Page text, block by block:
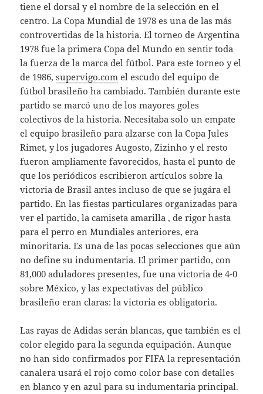
tiene el dorsal y el nombre de la selección en el
centro. La Copa Mundial de 1978 es una de las más
controvertidas de la historia. El torneo de Argentina
1978 fue la primera Copa del Mundo en sentir toda
la fuerza de la marca del fútbol. Para este torneo y el
de 1986,supervigo.com el escudo del equipo de
fútbol brasileño ha cambiado. También durante este
partido se marcó uno de los mayores goles
colectivos de la historia. Necesitaba solo un empate
el equipo brasileño para alzarse con la Copa Jules
Rimet, y los jugadores Augosto, Zizinho y el resto
fueron ampliamente favorecidos, hasta el punto de
que los periódicos escribieron artículos sobre la
victoria de Brasil antes incluso de que se jugára el
partido. En las fiestas particulares organizadas para
ver el partido, la camiseta amarilla , de rigor hasta
para el perro en Mundiales anteriores, era
minoritaria. Es una de las pocas selecciones que aún
no define su indumentaria. El primer partido, con
81,000 aduladores presentes, fue una victoria de 4-0
sobre México, y las expectativas del público
brasileño eran claras: la victoria es obligatoria.
Las rayas de Adidas serán blancas, que también es el
color elegido para la segunda equipación. Aunque
no han sido confirmados por FIFA la representación
canalera usará el rojo como color base con detalles
en blanco y en azul para su indumentaria principal.